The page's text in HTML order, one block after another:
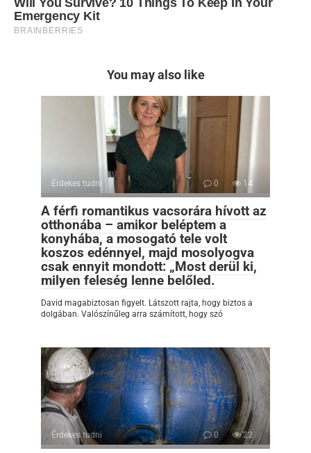
You may also like
Érdekes tudni 0 14
A férfi romantikus vacsorára hívott az
otthonába – amikor beléptem a
konyhába, a mosogató tele volt
koszos edénnyel, majd mosolyogva
csak ennyit mondott: „Most derül ki,
milyen feleség lenne belőled.
David magabiztosan figyelt. Látszott rajta, hogy biztos a
dolgában. Valószínűleg arra számított, hogy szó
Érdekes tudni 0 22